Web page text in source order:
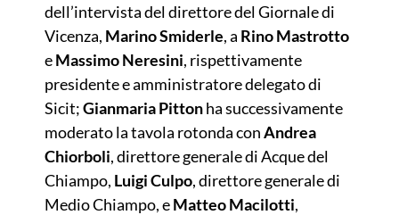
dell’intervista del direttore del Giornale di
Vicenza, Marino Smiderle, a Rino Mastrotto
eMassimo Neresini, rispettivamente
presidente e amministratore delegato di
Sicit;Gianmaria Pittonha successivamente
moderato la tavola rotonda conAndrea
Chiorboli, direttore generale di Acque del
Chiampo, Luigi Culpo, direttore generale di
Medio Chiampo, eMatteo Macilotti,